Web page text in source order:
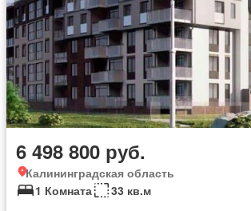
6 498 800 руб.
Калининградская область
1 Комната
33 кв.м